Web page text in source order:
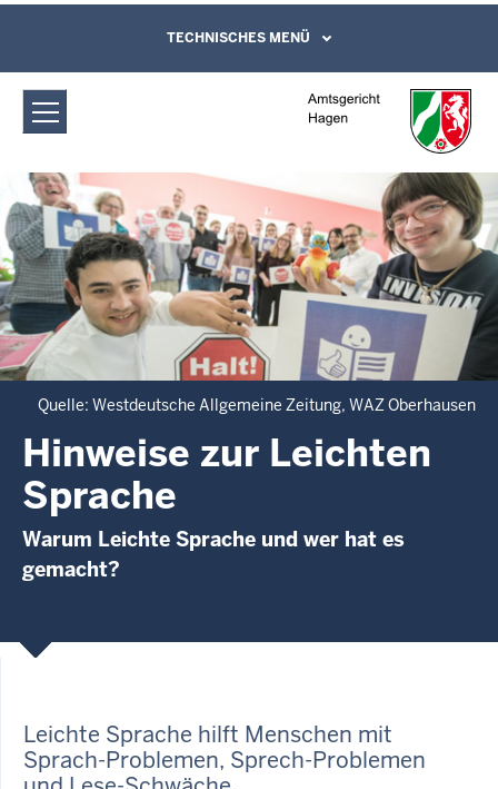
Amtsgericht Hagen: Hinweise zur
Leichten Sprache
Direkt zum Inhalt
Leichte Sprache, Gebärdensprachenvideo
und Kontaktformular
TECHNISCHES MENÜ
Quelle: Westdeutsche Allgemeine Zeitung, WAZ Oberhausen
Hinweise zur Leichten
Sprache
Warum Leichte Sprache und wer hat es
gemacht?
Leichte Sprache hilft Menschen mit
Sprach-Problemen, Sprech-Problemen